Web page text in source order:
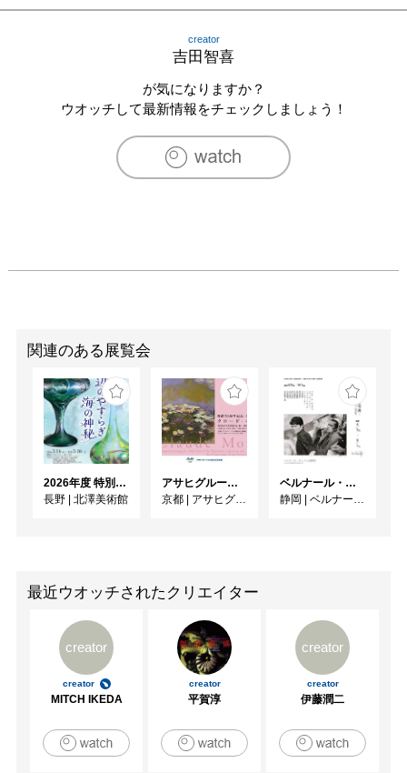
creator
吉田智喜
が気になりますか？
ウオッチして最新情報をチェックしましょう！
関連のある展覧会
2026年度 特別展「ガレとドーム、アール･ヌーヴォーのガラス 水辺のやすらぎ、海の神秘」
長野 | 北澤美術館
アサヒグループ大山崎山荘美術館 開館30周年記念展「没後100年 クロード・モネ」
京都 | アサヒグループ大山崎山荘美術館
ベルナール・ビュフェと写真 ーカメラがとらえたビュフェとその時代、そして21 世紀へ
静岡 | ベルナール・ビュフェ美術館
最近ウオッチされたクリエイター
creator
creator
MITCH IKEDA
creator
平賀淳
creator
creator
伊藤潤二